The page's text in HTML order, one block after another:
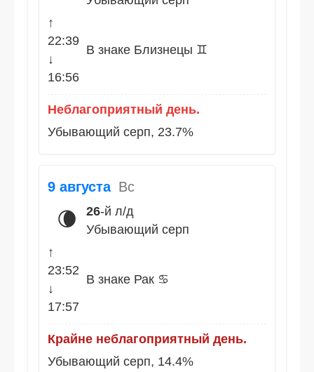
↑
22:39
↓
16:56
В знаке Близнецы ♊
Неблагоприятный день.
Убывающий серп, 23.7%
9 августа Вс
🌘 26-й л/д
Убывающий серп
↑
23:52
↓
17:57
В знаке Рак ♋
Крайне неблагоприятный день.
Убывающий серп, 14.4%